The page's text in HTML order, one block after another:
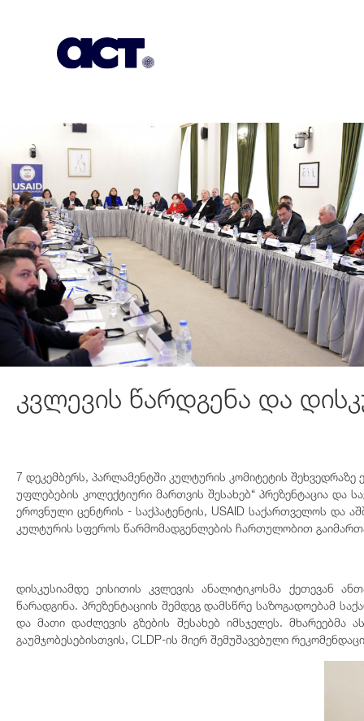
კვლევის წარდგენა და
7 დეკემბერს, პარლამენტში კულტურის კომიტეტის
უფლებების კოლექტიური მართვის შესახებ“ პრეზენტაცია და
ეროვნული ცენტრის - საქპატენტის, USAID საქართველოს და
კულტურის სფეროს წარმომადგენლების ჩართულობით
დისკუსიამდე ეისითის კვლევის ანალიტიკოსმა ქეთევან
წარადგინა. პრეზენტაციის შემდეგ დამსწრე საზოგადოებამ
და მათი დაძლევის გზების შესახებ იმსჯელეს. მხარეებმა
გაუმჯობესებისთვის, CLDP-ის მიერ შემუშავებული